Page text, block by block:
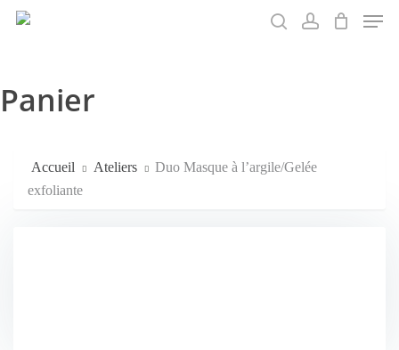
Skip
Panier
Accueil Ateliers
Duo Masque à l’argile/Gelée
exfoliante